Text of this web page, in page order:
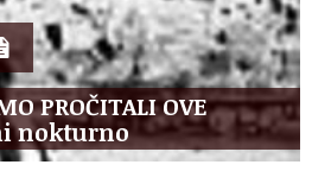
PROČITALI OVE
nokturno